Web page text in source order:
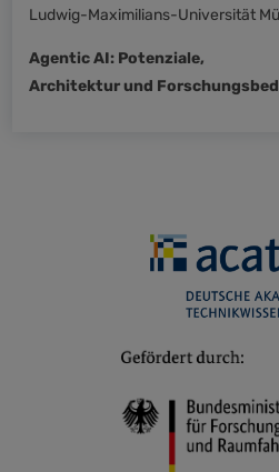
Ludwig-Maximilians-Universität
Agentic AI: Potenziale,
Architektur und